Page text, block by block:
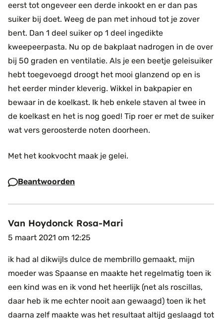
eerst tot ongeveer een derde inkookt en er dan pas
suiker bij doet. Weeg de pan met inhoud tot je zover
bent. Dan 1 deel suiker op 1 deel ingedikte
kweepeerpasta. Nu op de bakplaat nadrogen in de over
bij 50 graden en ventilatie. Als je een beetje geleisuiker
hebt toegevoegd droogt het mooi glanzend op en is
het eerder minder kleverig. Wikkel in bakpapier en
bewaar in de koelkast. Ik heb enkele staven al twee in
de koelkast en het is nog goed! Tip roer er met de suiker
wat vers geroosterde noten doorheen.
Met het kookvocht maak je gelei.
Beantwoorden
Van Hoydonck Rosa-Mari
5 maart 2021 om 12:25
ik had al dikwijls dulce de membrillo gemaakt, mijn
moeder was Spaanse en maakte het regelmatig toen ik
een kind was en ik vond het heerlijk (net als roscillas,
daar heb ik me echter nooit aan gewaagd) toen ik het
daarna zelf maakte was het resultaat altijd geslaagd tot